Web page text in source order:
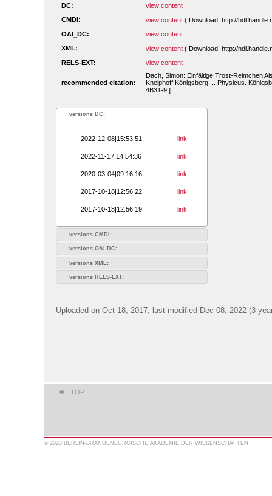
DC:
view content
CMDI:
view content ( Download: http://
OAI_DC:
view content
XML:
view content ( Download: http://
RELS-EXT:
view content
recommended citation:
Dach, Simon: Einfältige Trost-Reimchen
Kneiphoff Königsberg ... Physicus.
4B31-9 ]
versions DC:
2022-12-08|15:53:51 link
2022-11-17|14:54:36 link
2020-03-04|09:16:16 link
2017-10-18|12:56:22 link
2017-10-18|12:56:19 link
versions CMDI:
versions OAI-DC:
versions XML:
versions RELS-EXT:
Uploaded on Oct 18, 2017; last modified Dec 08, 2022 (3
TOP
© 2023 BERLIN-BRANDENBURGISCHE AKADEMIE DER WISSENSCHAFTEN